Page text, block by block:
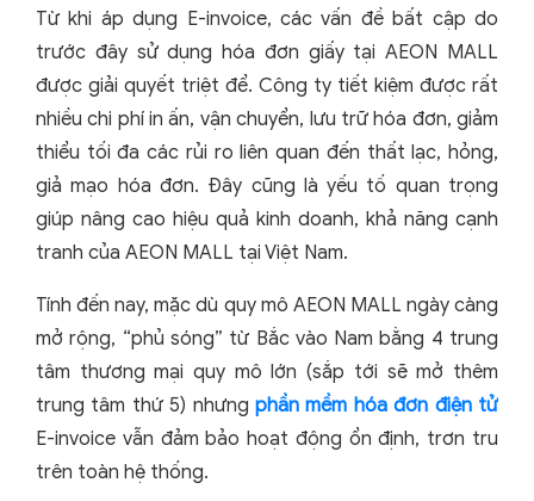
Từ khi áp dụng E-invoice, các vấn đề bất cập do
trước đây sử dụng hóa đơn giấy tại AEON MALL
được giải quyết triệt để. Công ty tiết kiệm được rất
nhiều chi phí in ấn, vận chuyển, lưu trữ hóa đơn, giảm
thiểu tối đa các rủi ro liên quan đến thất lạc, hỏng,
giả mạo hóa đơn. Đây cũng là yếu tố quan trọng
giúp nâng cao hiệu quả kinh doanh, khả năng cạnh
tranh của AEON MALL tại Việt Nam.
Tính đến nay, mặc dù quy mô AEON MALL ngày càng
mở rộng, “phủ sóng” từ Bắc vào Nam bằng 4 trung
tâm thương mại quy mô lớn (sắp tới sẽ mở thêm
trung tâm thứ 5) nhưng phần mềm hóa đơn điện tử
E-invoice vẫn đảm bảo hoạt động ổn định, trơn tru
trên toàn hệ thống.